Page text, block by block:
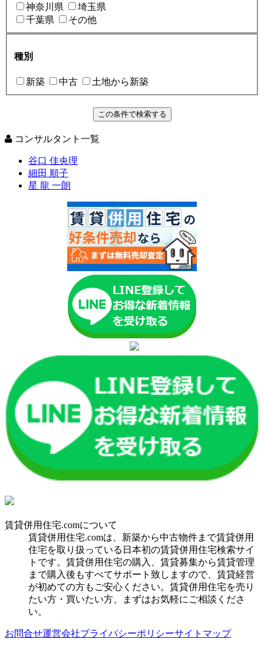
神奈川県
埼玉県
千葉県
その他
種別
新築 中古 土地から新築
コンサルタント一覧
谷口 佳央理
細田 順子
星 龍 一朗
賃貸併用住宅.comについて
賃貸併用住宅.comは、新築から中古物件まで賃貸併用
住宅を取り扱っている日本初の賃貸併用住宅検索サイ
トです。賃貸併用住宅の購入、賃貸募集から賃貸管理
まで購入後もすべてサポート致しますので、賃貸経営
が初めての方もご安心ください。賃貸併用住宅を売り
たい方・買いたい方、まずはお気軽にご相談くださ
い。
お問合せ運営会社プライバシーポリシーサイトマップ